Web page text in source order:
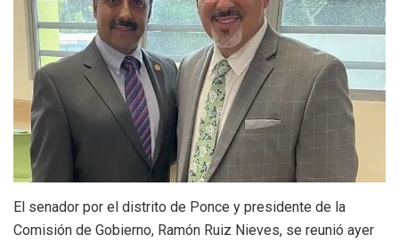
El senador por el distrito de Ponce y presidente de la
Comisión de Gobierno, Ramón Ruiz Nieves, se reunió ayer